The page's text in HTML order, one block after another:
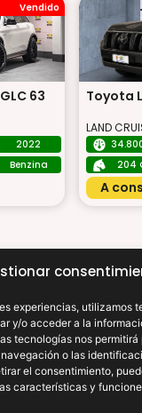
experiencias, utilizamos
y/o acceder a la
tecnologías nos
o las
el consentimiento,
características y
Vendido
63
2022
Benzina
Toyota
LAND
204
A
automotrices cobran